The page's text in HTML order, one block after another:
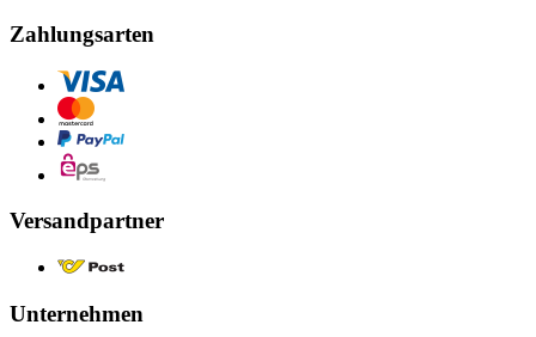
Zahlungsarten
Versandpartner
Unternehmen